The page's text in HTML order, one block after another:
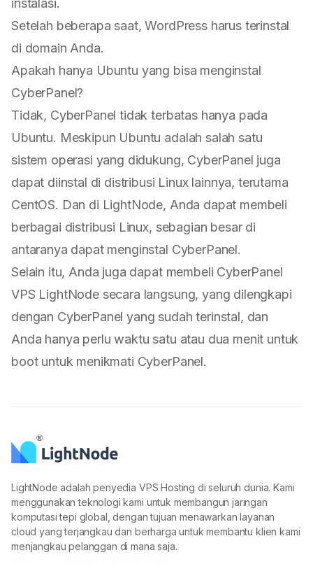
instalasi.
Setelah beberapa saat, WordPress harus terinstal
di domain Anda.
Apakah hanya Ubuntu yang bisa menginstal
CyberPanel?
Tidak, CyberPanel tidak terbatas hanya pada
Ubuntu. Meskipun Ubuntu adalah salah satu
sistem operasi yang didukung, CyberPanel juga
dapat diinstal di distribusi Linux lainnya, terutama
CentOS. Dan di LightNode, Anda dapat membeli
berbagai distribusi Linux, sebagian besar di
antaranya dapat menginstal CyberPanel.
Selain itu, Anda juga dapat membeli CyberPanel
VPS LightNode secara langsung, yang dilengkapi
dengan CyberPanel yang sudah terinstal, dan
Anda hanya perlu waktu satu atau dua menit untuk
boot untuk menikmati CyberPanel.
LightNode adalah penyedia VPS Hosting di seluruh dunia. Kami
menggunakan teknologi kami untuk membangun jaringan
komputasi tepi global, dengan tujuan menawarkan layanan
cloud yang terjangkau dan berharga untuk membantu klien kami
menjangkau pelanggan di mana saja.